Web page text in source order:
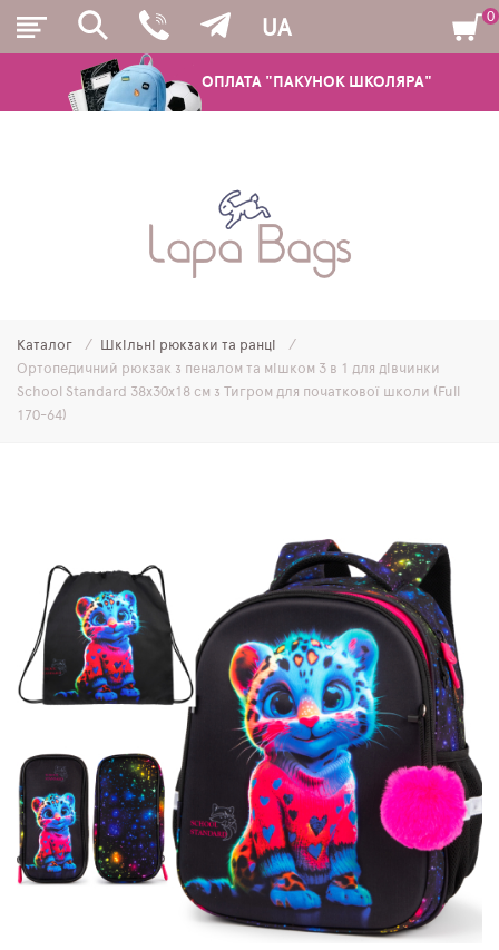
ОПЛАТА "ПАКУНОК ШКОЛЯРА"
UA
ШКІЛЬНІ РЮКЗАКИ ТА РАНЦІ
МОЛОДІЖНІ РЮКЗАКИ
ПЕНАЛИ
DELUNE
SCHOOL STANDARD
SKYNAME
0
Каталог
Шкільні рюкзаки та ранці
Ортопедичний рюкзак з пеналом та мішком 3 в 1 для дівчинки
School Standard 38х30х18 см з Тигром для початкової школи (Full
170-64)